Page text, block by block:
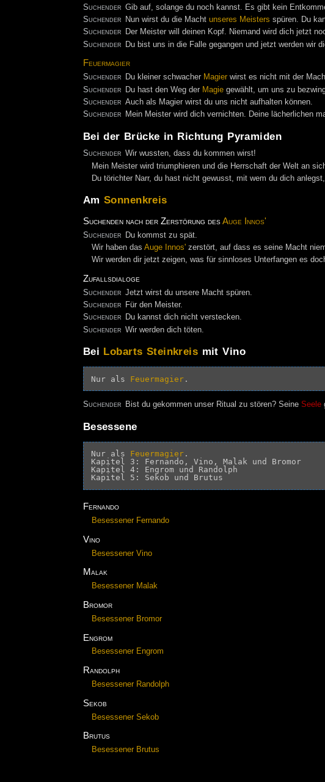
Suchender Gib auf, solange du noch kannst. Es gibt kein
Suchender
Nun wirst du die Machtunseres Meisters spüren. Du
Suchender
Der Meister will deinen Kopf. Niemand wird dich jetzt
Suchender
Du bist uns in die Falle gegangen und jetzt werden wir
Feuermagier
Suchender Du kleiner schwacher Magier wirst es nicht mit der
Suchender
Du hast den Weg der Magie gewählt, um uns zu
Suchender Auch als Magier wirst du uns nicht aufhalten können.
Suchender
Mein Meister wird dich vernichten. Deine lächerlichen
Bei der Brücke in Richtung Pyramiden
Suchender Wir wussten, dass du kommen wirst!
Mein Meister wird triumphieren und die Herrschaft der Welt an
Du törichter Narr, du hast nicht gewusst, mit wem du dich
Am Sonnenkreis
Suchenden nach der Zerstörung desAuge Innos'
Suchender
Du kommst zu spät.
Wir haben das Auge Innos'zerstört, auf dass es seine Macht
Wir werden dir jetzt zeigen, was für sinnloses Unterfangen es
Zufallsdialoge
Suchender Jetzt wirst du unsere Macht spüren.
Suchender
Für den Meister.
Suchender
Du kannst dich nicht verstecken.
Suchender Wir werden dich töten.
Bei Lobarts Steinkreis mit Vino
Nur als Feuermagier
Suchender Bist du gekommen unser Ritual zu stören? SeineSeele
Besessene
Nur als Feuermagier .
Kapitel 3: Fernando, Vino, Malak und Bromor
Kapitel 4: Engrom und Randolph
Fernando
Besessener Fernando
Vino
Besessener Vino
Malak
Besessener Malak
Bromor
Besessener Bromor
Engrom
Besessener Engrom
Randolph
Besessener Randolph
Sekob
Besessener Sekob
Brutus
Besessener Brutus